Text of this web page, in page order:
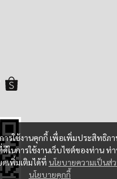
ารใช้งานคุกกี้ เพื่อเพิ่มประสิทธิภ
นการใช้งานเว็บไซต์ของท่าน ท่
เพิ่มเติมได้ที่ นโยบายความเป็นส่
นโยบายคุกกี้